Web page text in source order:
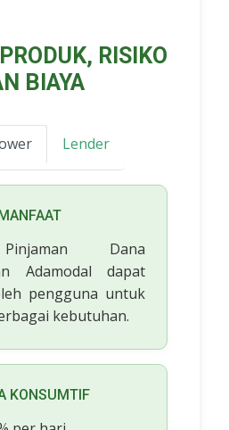
RISIKO
BIAYA
Lender
MANFAAT
Dana
Adamodal dapat
pengguna untuk
kebutuhan.
KONSUMTIF